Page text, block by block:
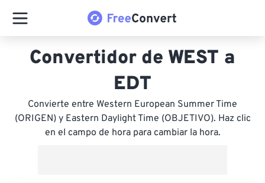
Convertidor de WEST a
EDT
Convierte entre Western European Summer Time
(ORIGEN) y Eastern Daylight Time (OBJETIVO). Haz clic
en el campo de hora para cambiar la hora.